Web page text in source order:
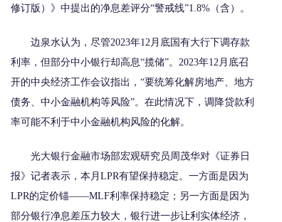
修订版）》中提出的净息差评分“警戒线”1.8%（含）。
边泉水认为，尽管2023年12月底国有大行下调存款
利率，但部分中小银行却高息“揽储”。2023年12月底召
开的中央经济工作会议指出，“要统筹化解房地产、地方
债务、中小金融机构等风险”。在此情况下，调降贷款利
率可能不利于中小金融机构风险的化解。
光大银行金融市场部宏观研究员周茂华对《证券日
报》记者表示，本月LPR有望保持稳定。一方面是因为
LPR的定价锚——MLF利率保持稳定；另一方面是因为
部分银行净息差压力较大，银行进一步让利实体经济，